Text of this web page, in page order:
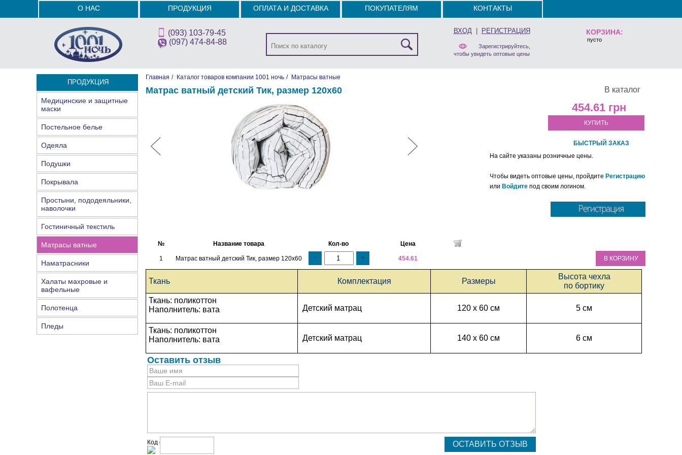
КОРЗИНА:
пусто
О НАС ПРОДУКЦИЯ ОПЛАТА И ДОСТАВКА ПОКУПАТЕЛЯМ КОНТАКТЫ
(093) 103-79-45
(097) 474-84-88
ВХОД| РЕГИСТРАЦИЯ
Зарегистрируйтесь,
чтобы увидеть оптовые цены
ПРОДУКЦИЯ
Медицинские и защитные
маски
Постельное белье
Одеяла
Подушки
Покрывала
Простыни, пододеяльники,
наволочки
Гостиничный текстиль
Матрасы ватные
Наматрасники
Халаты махровые и
вафельные
Полотенца
Пледы
Главная / Каталог товаров компании 1001 ночь / Матрасы ватные
В каталог
Матрас ватный детский Тик, размер 120х60
454.61
КУПИТЬ
БЫСТРЫЙ ЗАКАЗ
На сайте указаны розничные цены.
Чтобы видеть оптовые цены, пройдите Регистрацию
или Войдите под своим логином.
№ Название товара Кол-во Цена
1 Матрас ватный детский Тик, размер 120х60 - + 454.61 В КОРЗИНУ
Ткань Комплектация Размеры
Высота чехла
по бортику
Ткань: поликоттон
Наполнитель: вата
Детский матрац 120 х 60 см 5 см
Ткань: поликоттон
Наполнитель: вата
Детский матрац 140 х 60 см 6 см
Оставить отзыв
Код с рисунка: